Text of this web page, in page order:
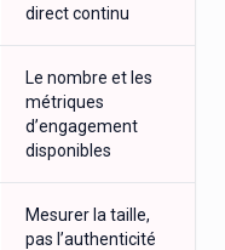
direct continu
Le nombre et les
métriques
d’engagement
disponibles
Mesurer la taille,
pas l’authenticité